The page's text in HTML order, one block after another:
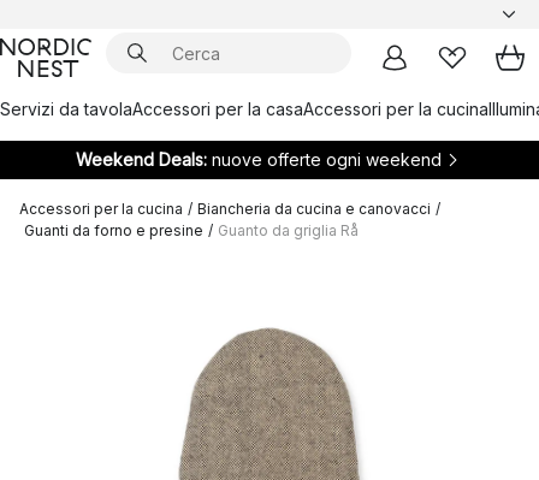
Servizi da tavolaAccessori per la casaAccessori per la cucina
Weekend Deals: nuove offerte ogni weekend
Accessori per la cucina / Biancheria da cucina e canovacci /
Guanti da forno e presine / Guanto da griglia Rå